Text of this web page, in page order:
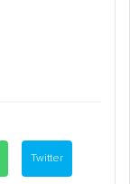
Twitter